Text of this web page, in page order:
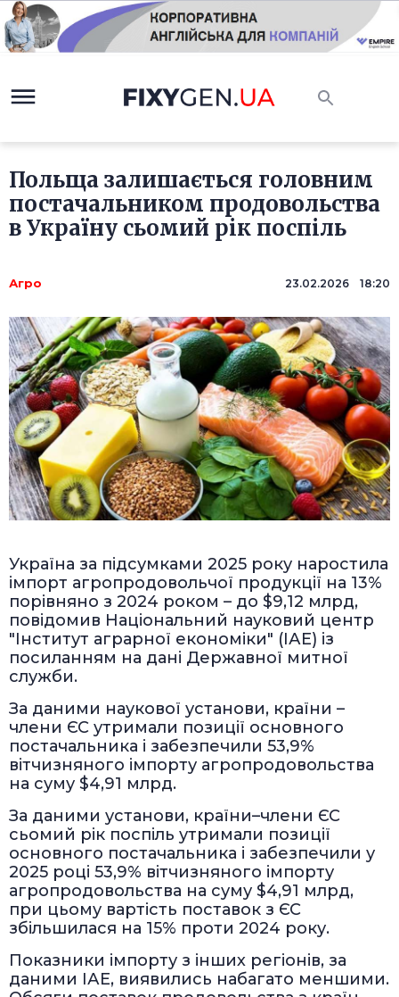
Польща залишається головним
постачальником продовольства
в Україну сьомий рік поспіль
Агро 23.02.2026 18:20
Україна за підсумками 2025 року наростила
імпорт агропродовольчої продукції на 13%
порівняно з 2024 роком – до $9,12 млрд,
повідомив Національний науковий центр
"Інститут аграрної економіки" (ІАЕ) із
посиланням на дані Державної митної
служби.
За даними наукової установи, країни –
члени ЄС утримали позиції основного
постачальника і забезпечили 53,9%
вітчизняного імпорту агропродовольства
на суму $4,91 млрд.
За даними установи, країни–члени ЄС
сьомий рік поспіль утримали позиції
основного постачальника і забезпечили у
2025 році 53,9% вітчизняного імпорту
агропродовольства на суму $4,91 млрд,
при цьому вартість поставок з ЄС
збільшилася на 15% проти 2024 року.
Показники імпорту з інших регіонів, за
даними ІАЕ, виявились набагато меншими.